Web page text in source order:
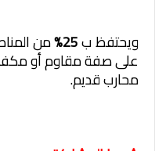
ويحتفظ ب من
على صفة مقاوم أو
محارب قديم.